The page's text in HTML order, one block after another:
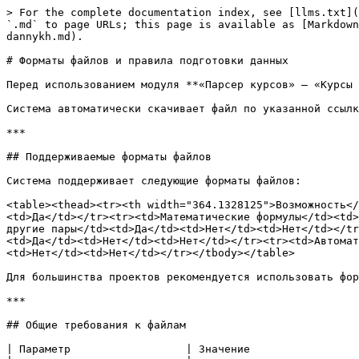
> For the complete documentation index, see [llms.txt](https://docs.iexexchanger.com/llms.txt). Markdown versions of documentation pages are available by appending `.md` to page URLs; this page is available as [Markdown](https://docs.iexexchanger.com/guide/kursy/istochniki/kursy-iz-faila/formaty-failov-i-pravila-podgotovki-dannykh.md).

# Форматы файлов и правила подготовки данных

Перед использованием модуля **«Парсер курсов» — «Курсы из файла»** необходимо подготовить файл с курсами в одном из поддерживаемых форматов.

Система автоматически скачивает файл по указанной ссылке, обрабатывает его содержимое, выполняет необходимые вычисления и обновляет курсы в обменном пункте.

***

## Поддерживаемые форматы файлов

Система поддерживает следующие форматы файлов:

<table><thead><tr><th width="364.1328125">Возможность</th><th>TXT</th><th>CSV</th><th>JSON</th></tr></thead><tbody><tr><td>Простые значения</td><td>Да</td><td>Да</td><td>Да</td></tr><tr><td>Математические формулы</td><td>Да</td><td>Да</td><td>Да</td></tr><tr><td>Проценты</td><td>Да</td><td>Да</td><td>Да</td></tr><tr><td>Ссылки на другие пары</td><td>Да</td><td>Нет</td><td>Нет</td></tr><tr><td>Алиасы</td><td>Да</td><td>Нет</td><td>Нет</td></tr><tr><td>Несколько пар в одной строке</td><td>Да</td><td>Нет</td><td>Нет</td></tr><tr><td>Автоматический расчёт обратных курсов</td><td>Да</td><td>Нет</td><td>Нет</td></tr><tr><td>Комментарии</td><td>Да</td><td>Нет</td><td>Нет</td></tr></tbody></table>

Для большинства проектов рекомендуется использовать формат TXT, так как он предоставляет максимальную гибкость и поддерживает все возможности файлового парсера.

***

## Общие требования к файлам

| Параметр                  | Значение                        |
| ------------------------- | ------------------------------- |
| Максимальный размер файла | 2 МБ                            |
| Кодировка                 | UTF-8                           |
| Поддерживаемые форматы    | TXT, CSV, JSON                  |
| Тип ссылки                | Публичная HTTP или HTTPS ссылка |
| Пустой файл               | Не допускается                  |

Если файл не соответствует указанным требованиям, система не сможет обработать его содержимое.

***

## Правила именования валютных пар

Каждая валютная пара должна иметь корректное название.

Правильные примеры:

```
BTC - USDT
USD - RUB
ETH - BTC
```

Допускаются:

* латинские буквы;
* цифры;
* символ подчёркивания `_`.

Примеры:

```
USDT_TRC20
RUB1
BTC
```

Ограничения:

* название должно начинаться с латинской буквы;
* допускаются только латинские буквы, цифры и символ подчёркивания;
* максимальная длина каждой части пары — 10 символов.

***

## TXT-файл

TXT является основным и наиболее функциональным форматом.

Он поддерживает:

* фиксированные значения;
* математические выражения;
* проценты;
* ссылки на другие пары;
* алиасы;
* несколько пар в одной строке;
* автоматическое создание обратных курсов.

***

## Простые значения

Самый простой способ указать курс.

Пример:

```
USD - RUB : 91.6
BTC - USDT : 61500
ETH - USDT : 2500
```

***

## Несколько пар в одной строке

Можно присвоить одно значение сразу нескольким парам.

Пример:

```
BTC - USDT, ETH - USDT : 61500
```

После обработки обе пары получат одинаковое значение.

***

##